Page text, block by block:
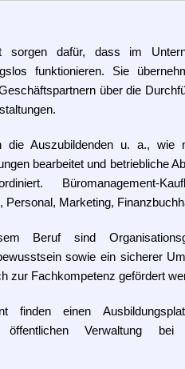
sorgen dafür, dass im
funktionieren. Sie
über die
die Auszubildenden u. a., wie
bearbeitet und betriebliche
Büromanagement-
Marketing,
Beruf sind
sowie ein sicherer
zur Fachkompetenz gefördert
finden einen
Verwaltung bei